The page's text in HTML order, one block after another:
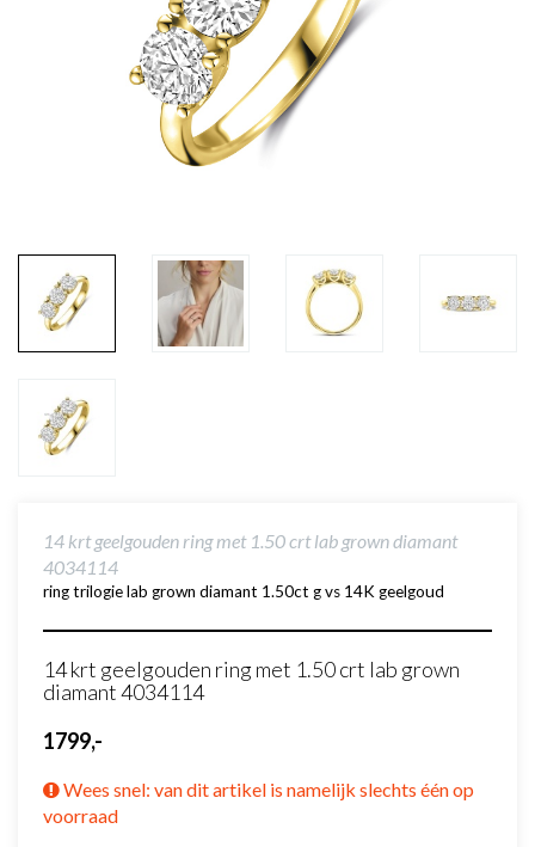
14 krt geelgouden ring met 1.50 crt lab grown diamant
4034114
ring trilogie lab grown diamant 1.50ct g vs 14K geelgoud
14 krt geelgouden ring met 1.50 crt lab grown
diamant 4034114
1799,-
Wees snel: van dit artikel is namelijk slechts één op
voorraad